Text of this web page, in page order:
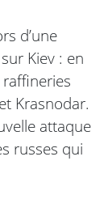
d’une
Kiev : en
raffineries
Krasnodar.
attaque
russes qui